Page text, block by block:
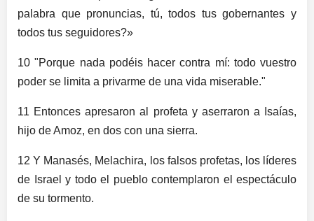
palabra que pronuncias, tú, todos tus gobernantes y
todos tus seguidores?»
10 "Porque nada podéis hacer contra mí: todo vuestro
poder se limita a privarme de una vida miserable."
11 Entonces apresaron al profeta y aserraron a Isaías,
hijo de Amoz, en dos con una sierra.
12 Y Manasés, Melachira, los falsos profetas, los líderes
de Israel y todo el pueblo contemplaron el espectáculo
de su tormento.